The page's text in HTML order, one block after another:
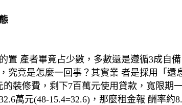
置 產者畢竟占少數，多數還是遵循3成自
究竟是怎麼一回事？其實業 者是採用「
裝修費，剩下7百萬元使用貸款，寬限期
萬元(48-15.4=32.6)，那麼租金報 酬率約